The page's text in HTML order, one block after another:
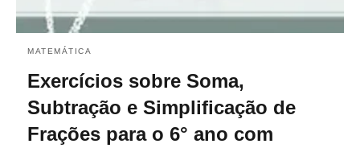
MATEMÁTICA
Exercícios sobre Soma,
Subtração e Simplificação de
Frações para o 6° ano com